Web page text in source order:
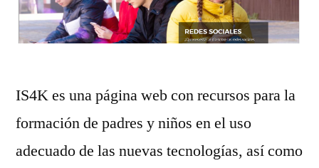
IS4K es una página web con recursos para la
formación de padres y niños en el uso
adecuado de las nuevas tecnologías, así como